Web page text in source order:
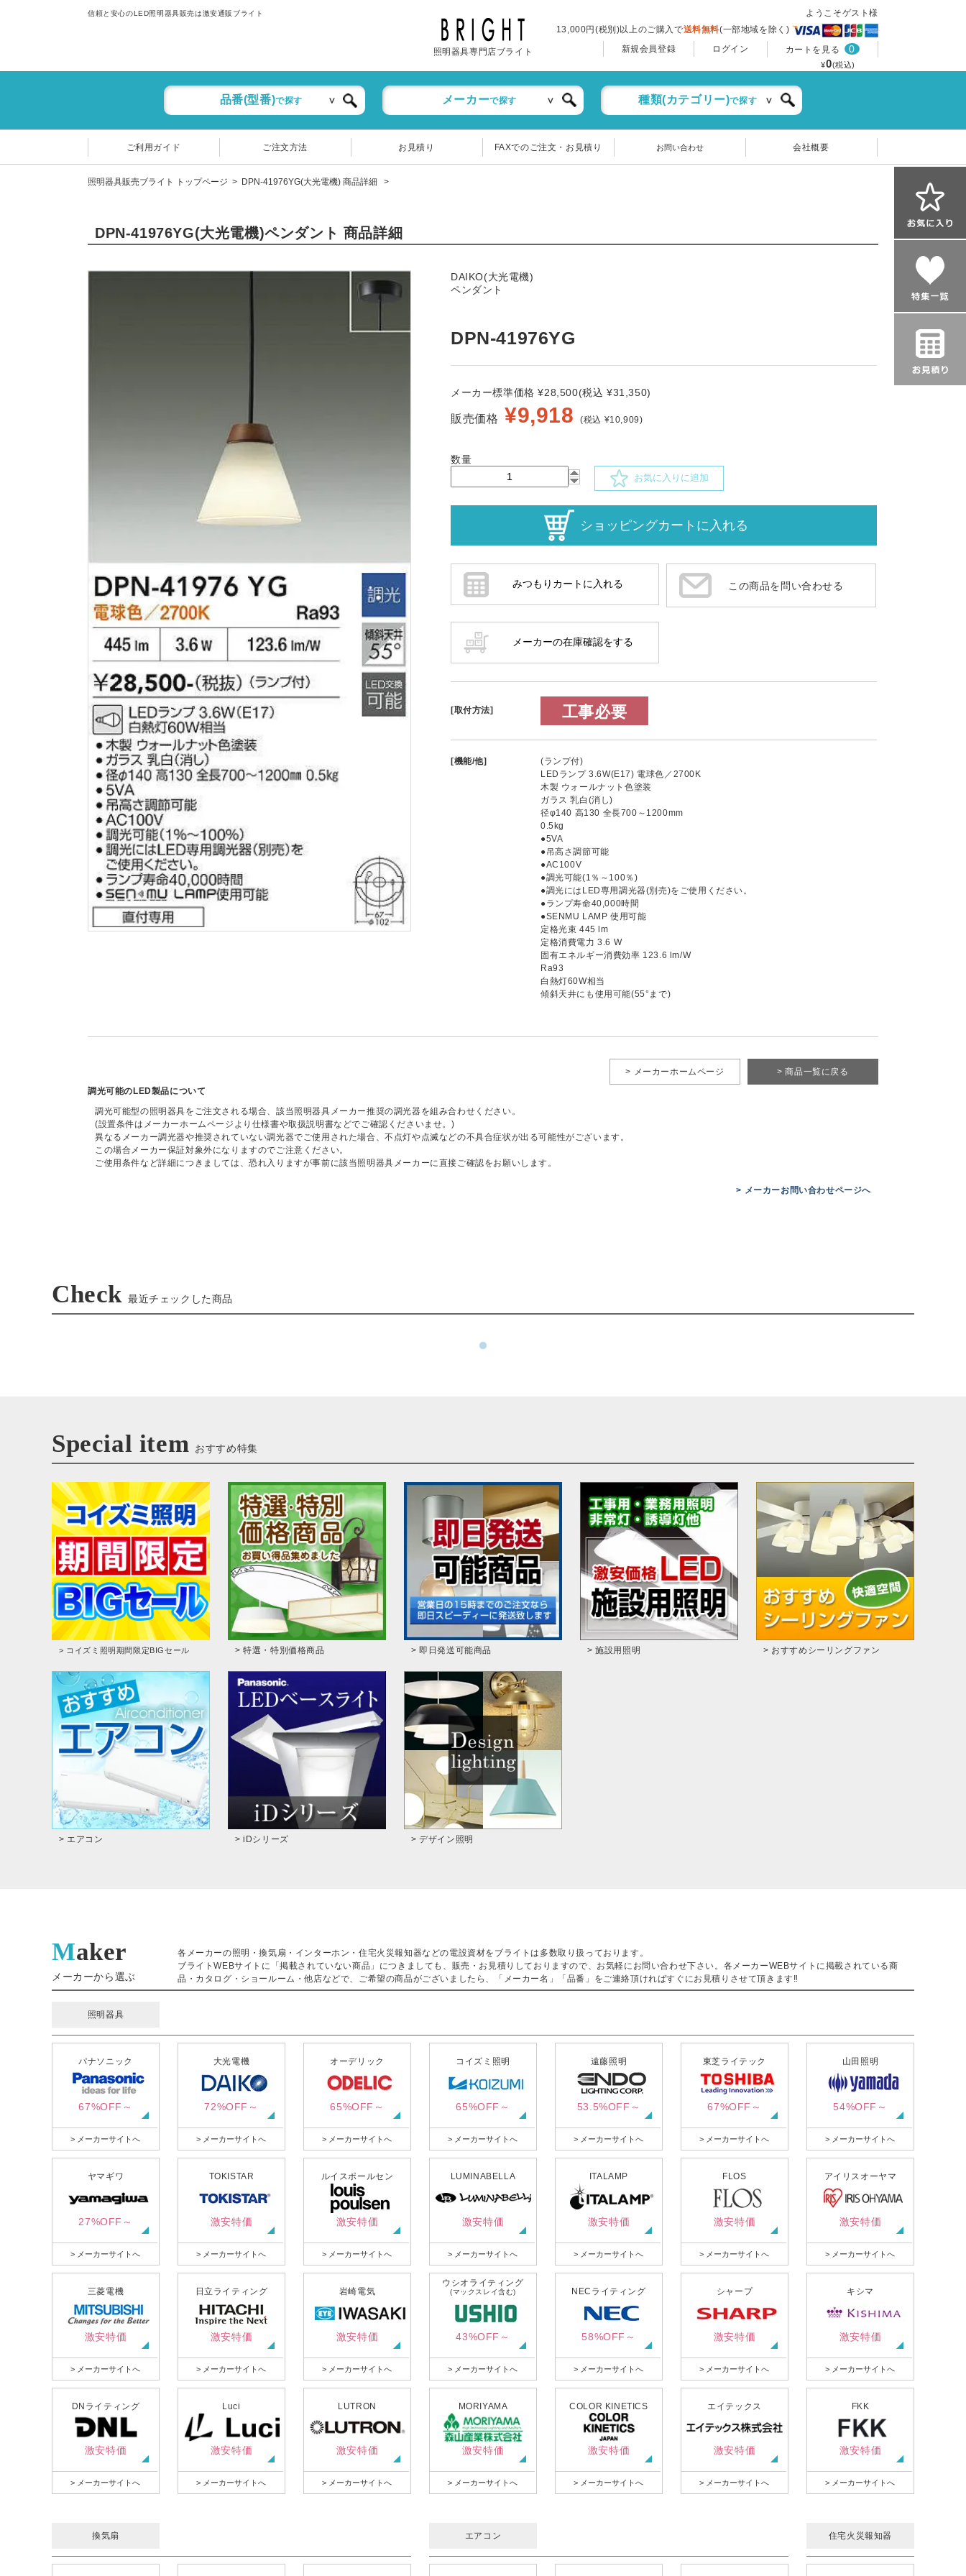
信頼と安心のLED照明器具販売は激安通販ブライト
照明器具専門店ブライト
ようこそゲスト様
13,000円(税別)以上のご購入で送料無料(一部地域を除く)
新規会員登録
ログイン カートを見る 0
¥0(税込)
品番(型番)で探す メーカーで探す 種類(カテゴリー)で探す
ご利用ガイド ご注文方法 お見積り FAXでのご注文・お見積り お問い合わせ 会社概要
照明器具販売ブライト トップページ DPN-41976YG(大光電機) 商品詳細
DPN-41976YG(大光電機)ペンダント 商品詳細
DAIKO(大光電機)
ペンダント
DPN-41976YG
メーカー標準価格 ¥28,500(税込 ¥31,350)
販売価格 ¥9,918 (税込 ¥10,909)
数量
お気に入りに追加
この商品を問い合わせる
[取付方法] 工事必要
[機能/他]
(ランプ付)
LEDランプ 3.6W(E17) 電球色／2700K
木製 ウォールナット色塗装
ガラス 乳白(消し)
径φ140 高130 全長700～1200mm
0.5kg
●5VA
●吊高さ調節可能
●AC100V
●調光可能(1％～100％)
●調光にはLED専用調光器(別売)をご使用ください。
●ランプ寿命40,000時間
●SENMU LAMP 使用可能
定格光束 445 lm
定格消費電力 3.6 W
固有エネルギー消費効率 123.6 lm/W
Ra93
白熱灯60W相当
傾斜天井にも使用可能(55°まで)
> 商品一覧に戻る
> メーカーホームページ
調光可能のLED製品について
調光可能型の照明器具をご注文される場合、該当照明器具メーカー推奨の調光器を組み合わせください。
(設置条件はメーカーホームページより仕様書や取扱説明書などでご確認くださいませ。)
異なるメーカー調光器や推奨されていない調光器でご使用された場合、不点灯や点滅などの不具合症状が出る可能性がございます。
この場合メーカー保証対象外になりますのでご注意ください。
ご使用条件など詳細につきましては、恐れ入りますが事前に該当照明器具メーカーに直接ご確認をお願いします。
> メーカーお問い合わせページへ
Check 最近チェックした商品
Special item おすすめ特集
> コイズミ照明期間限定BIGセール > 特選・特別価格商品 > 即日発送可能商品 > 施設用照明 > おすすめシーリングファン
> エアコン > iDシリーズ > デザイン照明
Maker
メーカーから選ぶ
各メーカーの照明・換気扇・インターホン・住宅火災報知器などの電設資材をブライトは多数取り扱っております。
ブライトWEBサイトに「掲載されていない商品」につきましても、販売・お見積りしておりますので、お気軽にお問い合わせ下さい。各メーカーWEBサイトに掲載されている商
品・カタログ・ショールーム・他店などで、ご希望の商品がございましたら、「メーカー名」「品番」をご連絡頂ければすぐにお見積りさせて頂きます‼
照明器具
パナソニック
67%OFF～
> メーカーサイトへ
大光電機
72%OFF～
> メーカーサイトへ
オーデリック
65%OFF～
> メーカーサイトへ
コイズミ照明
65%OFF～
> メーカーサイトへ
遠藤照明
53.5%OFF～
> メーカーサイトへ
東芝ライテック
67%OFF～
> メーカーサイトへ
山田照明
54%OFF～
> メーカーサイトへ
ヤマギワ
27%OFF～
> メーカーサイトへ
TOKISTAR
激安特価
> メーカーサイトへ
ルイスポールセン
激安特価
> メーカーサイトへ
LUMINABELLA
激安特価
> メーカーサイトへ
ITALAMP
激安特価
> メーカーサイトへ
FLOS
激安特価
> メーカーサイトへ
アイリスオーヤマ
激安特価
> メーカーサイトへ
三菱電機
激安特価
> メーカーサイトへ
日立ライティング
激安特価
> メーカーサイトへ
岩崎電気
激安特価
> メーカーサイトへ
ウシオライティング
(マックスレイ含む)
43%OFF～
> メーカーサイトへ
NECライティング
58%OFF～
> メーカーサイトへ
シャープ
激安特価
> メーカーサイトへ
キシマ
激安特価
> メーカーサイトへ
DNライティング
激安特価
> メーカーサイトへ
Luci
激安特価
> メーカーサイトへ
LUTRON
激安特価
> メーカーサイトへ
MORIYAMA
激安特価
> メーカーサイトへ
COLOR KINETICS
激安特価
> メーカーサイトへ
エイテックス
激安特価
> メーカーサイトへ
FKK
激安特価
> メーカーサイトへ
換気扇 エアコン 住宅火災報知器